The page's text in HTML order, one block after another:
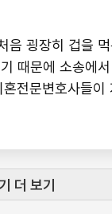
음 굉장히 겁을
때문에 소송에
더 보기